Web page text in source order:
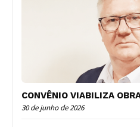
CONVÊNIO VIABILIZA
30 de junho de 2026